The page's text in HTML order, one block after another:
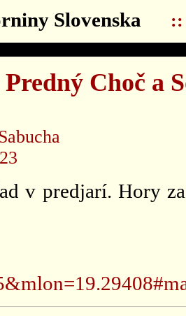
Slovenska ::
Choč a
v predjarí. Hory